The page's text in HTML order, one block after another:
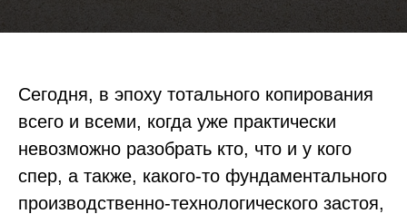
Сегодня, в эпоху тотального копирования
всего и всеми, когда уже практически
невозможно разобрать кто, что и у кого
спер, а также, какого-то фундаментального
производственно-технологического застоя,